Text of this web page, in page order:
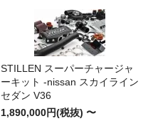
STILLEN スーパーチャージャ
ーキット -nissan スカイライン
セダン V36
1,890,000円(税抜) 〜